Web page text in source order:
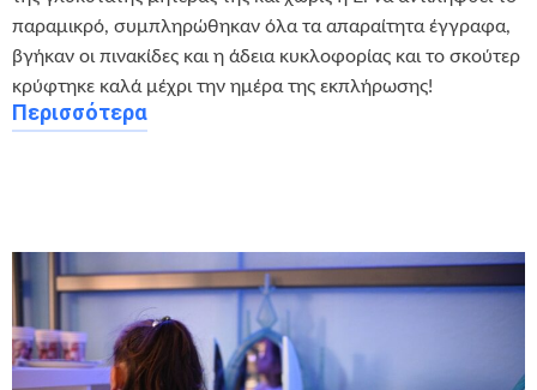
παραμικρό, συμπληρώθηκαν όλα τα απαραίτητα έγγραφα,
βγήκαν οι πινακίδες και η άδεια κυκλοφορίας και το σκούτερ
κρύφτηκε καλά μέχρι την ημέρα της εκπλήρωσης!
Περισσότερα